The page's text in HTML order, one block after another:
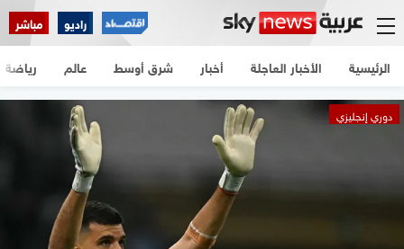
راديو مباشر
الرئيسية الأخبار العاجلة أخبار شرق أوسط عالم رياضة
دوري إنجليزي